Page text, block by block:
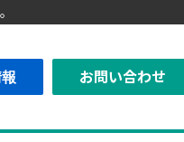
お問い合わせ